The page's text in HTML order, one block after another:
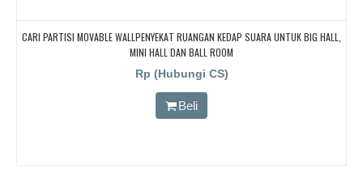
CARI PARTISI MOVABLE WALLPENYEKAT RUANGAN KEDAP SUARA UNTUK BIG HALL,
MINI HALL DAN BALL ROOM
Rp (Hubungi CS)
Beli